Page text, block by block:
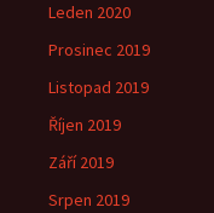
Leden 2020
Prosinec 2019
Listopad 2019
Říjen 2019
Září 2019
Srpen 2019